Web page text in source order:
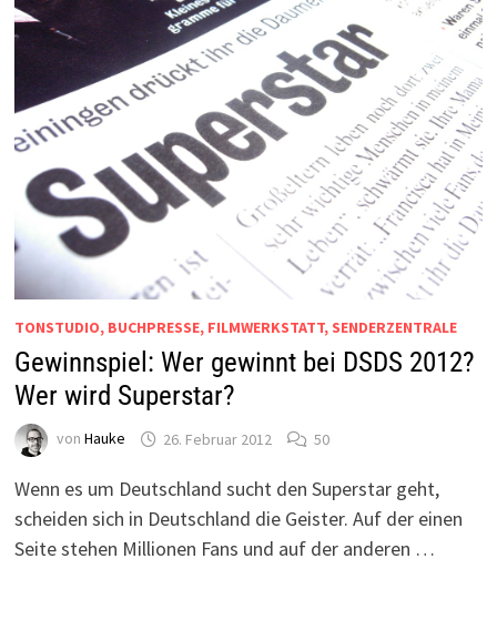
TONSTUDIO, BUCHPRESSE, FILMWERKSTATT, SENDERZENTRALE
Gewinnspiel: Wer gewinnt bei DSDS 2012?
Wer wird Superstar?
von Hauke 26. Februar 2012 50
Wenn es um Deutschland sucht den Superstar geht,
scheiden sich in Deutschland die Geister. Auf der einen
Seite stehen Millionen Fans und auf der anderen …